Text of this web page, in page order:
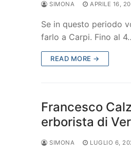
SIMONA APRILE 16,
Se in questo periodo
farlo a Carpi. Fino al
READ MORE →
Francesco
erborista di
SIMONA LUGLIO 6,